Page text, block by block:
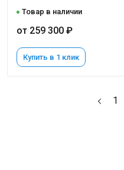
Товар в наличии
от 259 300 ₽
Купить в 1 клик
1